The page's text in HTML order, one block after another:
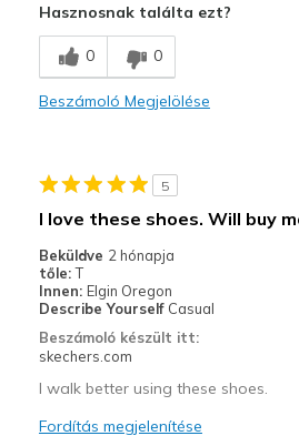
Breathe Well
Comfortable
Kontra
Legjobb használat
Going Out
Hasznosnak találta ezt?
0 0
Beszámoló Megjelölése
5
I love these shoes. Will buy
Beküldve 2 hónapja
tőle: T
Innen: Elgin Oregon
Describe Yourself Casual
Beszámoló készült itt:
skechers.com
I walk better using these shoes.
Fordítás megjelenítése